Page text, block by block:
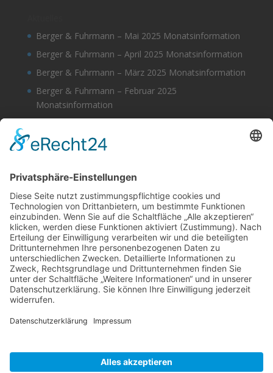
Berger & Fuhrmann – Mai 2025 Monatsinformation
Berger & Fuhrmann – April 2025 Monatsinformation
Berger & Fuhrmann – März 2025 Monatsinformation
Berger & Fuhrmann – Februar 2025
Monatsinformation
Monatsinformation
Suche
Datenschutz
Cookie-Einstellungen
Sonstige
Kontakt
Facebook
Anfahrt & Lageplan